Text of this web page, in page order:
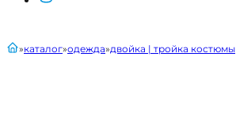
главнаякаталог одежда двойка | тройка костюмы